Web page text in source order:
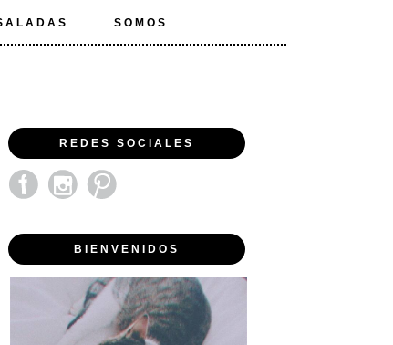
SOMOS
REDES SOCIALES
BIENVENIDOS